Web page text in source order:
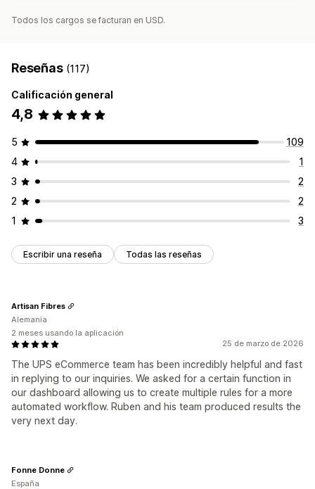
Todos los cargos se facturan en USD.
Reseñas (117)
Calificación general
4,8
5
109
4
1
3
2
2
2
1
3
Escribir una reseña Todas las reseñas
25 de marzo de 2026
The UPS eCommerce team has been incredibly helpful and fast
in replying to our inquiries. We asked for a certain function in
our dashboard allowing us to create multiple rules for a more
automated workflow. Ruben and his team produced results the
very next day.
Artisan Fibres
Alemania
2 meses usando la aplicación
Fonne Donne
España